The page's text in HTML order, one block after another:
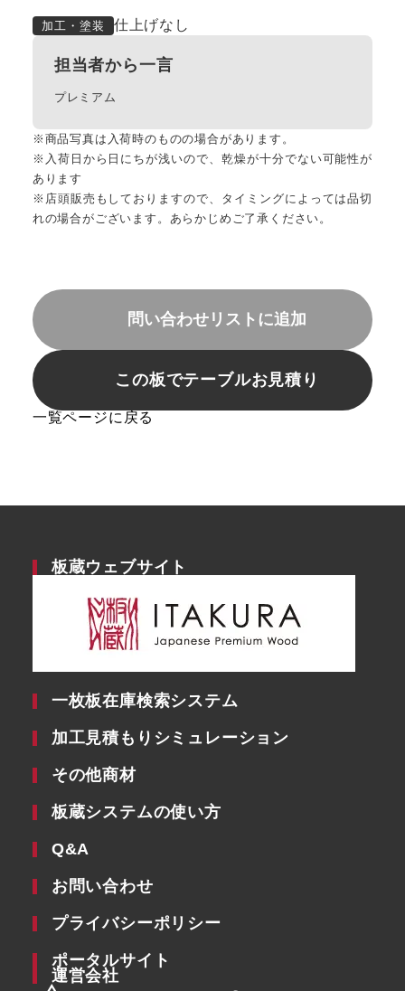
加工・塗装 仕上げなし
担当者から一言
プレミアム
※商品写真は入荷時のものの場合があります。
※入荷日から日にちが浅いので、乾燥が十分でない可能性が
あります
※店頭販売もしておりますので、タイミングによっては品切
れの場合がございます。あらかじめご了承ください。
問い合わせリストに追加
この板でテーブルお見積り
一覧ページに戻る
板蔵ウェブサイト
一枚板在庫検索システム
加工見積もりシミュレーション
その他商材
板蔵システムの使い方
Q&A
お問い合わせ
プライバシーポリシー
ポータルサイト
運営会社